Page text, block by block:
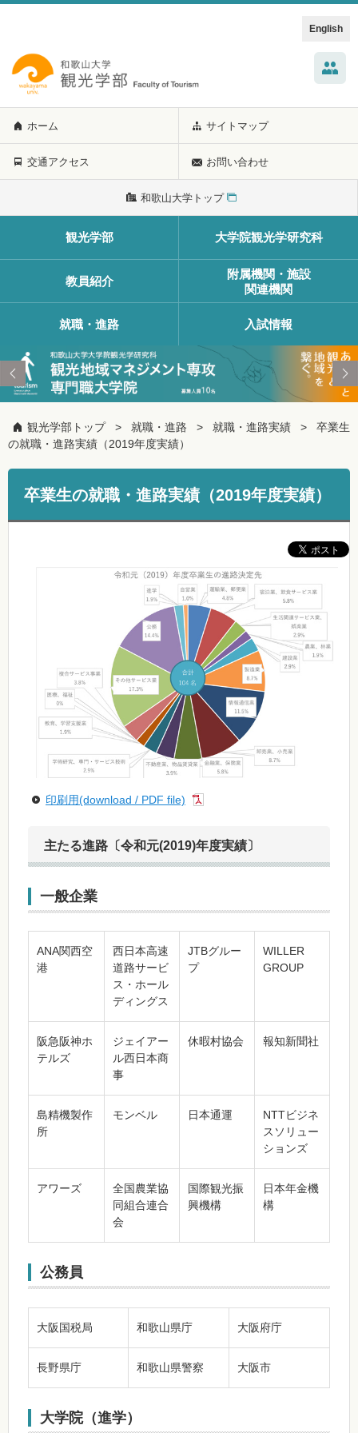
English
ホーム サイトマップ
交通アクセス お問い合わせ
和歌山大学トップ
観光学部 大学院観光学研究科
教員紹介
附属機関・施設
関連機関
就職・進路 入試情報
観光学部トップ 就職・進路 就職・進路実績
卒業生
の就職・進路実績（2019年度実績）
卒業生の就職・進路実績（2019年度実績）
印刷用(download / PDF file)
主たる進路〔令和元(2019)年度実績〕
一般企業
ANA関西空
港
西日本高速
道路サービ
ス・ホール
ディングス
JTBグルー
プ
WILLER
GROUP
阪急阪神ホ
テルズ
ジェイアー
ル西日本商
事
休暇村協会 報知新聞社
島精機製作
所
モンベル 日本通運
NTTビジネ
スソリュー
ションズ
アワーズ
全国農業協
同組合連合
会
国際観光振
興機構
日本年金機
構
公務員
大阪国税局 和歌山県庁 大阪府庁
長野県庁 和歌山県警察 大阪市
大学院（進学）